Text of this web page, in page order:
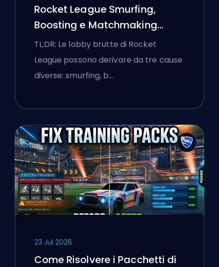
Rocket League Smurfing,
Boosting e Matchmaking
Spiegati
TL;DR: Le lobby brutte di Rocket
League possono derivare da tre cause
diverse: smurfing, b…
23 Jul 2026
Come Risolvere i Pacchetti di